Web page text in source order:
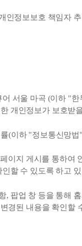
인정보보호 책임자
서울 마곡 (이하 "
개인정보가 보호받
(이하 "정보통신망
이지 게시를 통하여
할 수 있도록 하고
팝업 창 등을 통해
경된 내용을 확인할